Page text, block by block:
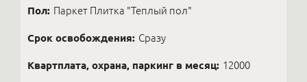
Пол: Паркет Плитка "Теплый пол"
Срок освобождения: Сразу
Квартплата, охрана, паркинг в месяц: 12000